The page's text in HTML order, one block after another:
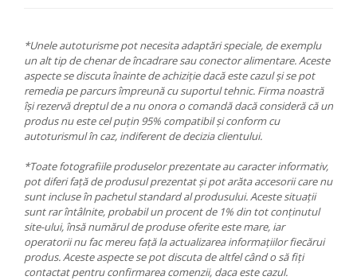
*Unele autoturisme pot necesita adaptări speciale, de exemplu
un alt tip de chenar de încadrare sau conector alimentare. Aceste
aspecte se discuta înainte de achiziție dacă este cazul și se pot
remedia pe parcurs împreună cu suportul tehnic. Firma noastră
își rezervă dreptul de a nu onora o comandă dacă consideră că un
produs nu este cel puțin 95% compatibil și conform cu
autoturismul în caz, indiferent de decizia clientului.
*Toate fotografiile produselor prezentate au caracter informativ,
pot diferi față de produsul prezentat și pot arăta accesorii care nu
sunt incluse în pachetul standard al produsului. Aceste situații
sunt rar întâlnite, probabil un procent de 1% din tot conținutul
site-ului, însă numărul de produse oferite este mare, iar
operatorii nu fac mereu față la actualizarea informațiilor fiecărui
produs. Aceste aspecte se pot discuta de altfel când o să fiți
contactat pentru confirmarea comenzii, daca este cazul.